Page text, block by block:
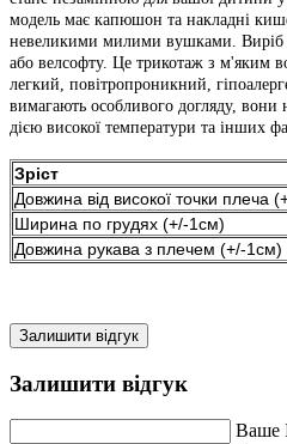
модель має капюшон та накладні
невеликими милими вушками. Виріб
або велсофту. Це трикотаж з м'яким
легкий, повітропроникний,
вимагають особливого догляду, вони
дією високої температури та інших
Зріст
Довжина від високої точки плеча
Ширина по грудях (+/-1см)
Довжина рукава з плечем (+/-1см)
Залишити відгук
Залишити відгук
Ваше